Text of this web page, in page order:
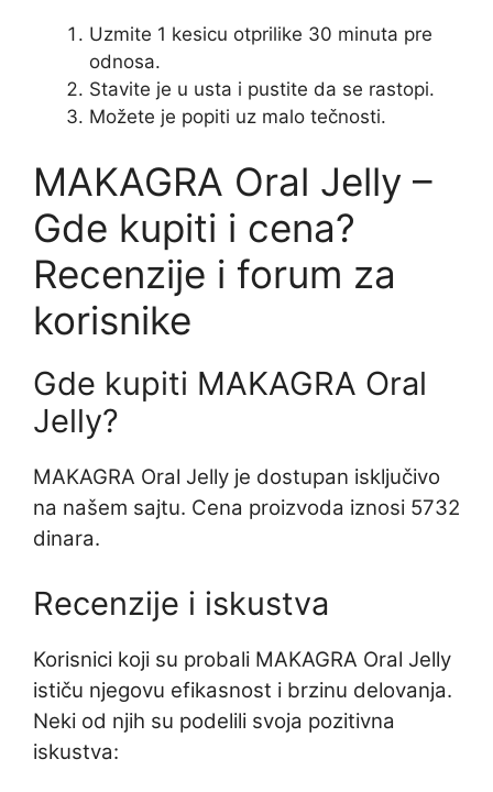
Uzmite 1 kesicu otprilike 30 minuta pre
odnosa.
Stavite je u usta i pustite da se rastopi.
Možete je popiti uz malo tečnosti.
MAKAGRA Oral Jelly –
Gde kupiti i cena?
Recenzije i forum za
korisnike
Gde kupiti MAKAGRA Oral
Jelly?
MAKAGRA Oral Jelly je dostupan isključivo
na našem sajtu. Cena proizvoda iznosi 5732
dinara.
Recenzije i iskustva
Korisnici koji su probali MAKAGRA Oral Jelly
ističu njegovu efikasnost i brzinu delovanja.
Neki od njih su podelili svoja pozitivna
iskustva: